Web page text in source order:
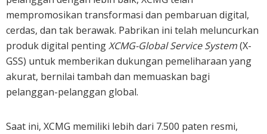
mempromosikan transformasi dan pembaruan digital,
cerdas, dan tak berawak. Pabrikan ini telah meluncurkan
produk digital pentingXCMG-Global Service System(X-
GSS) untuk memberikan dukungan pemeliharaan yang
akurat, bernilai tambah dan memuaskan bagi
pelanggan-pelanggan global.
Saat ini, XCMG memiliki lebih dari 7.500 paten resmi,